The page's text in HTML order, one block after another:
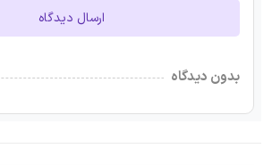
ارسال دیدگاه
بدون دیدگاه